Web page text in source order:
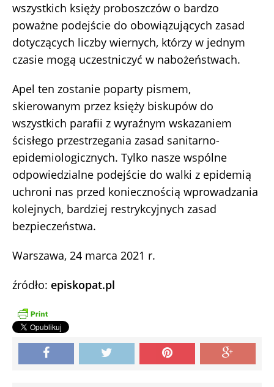
wszystkich księży proboszczów o bardzo
poważne podejście do obowiązujących zasad
dotyczących liczby wiernych, którzy w jednym
czasie mogą uczestniczyć w nabożeństwach.
Apel ten zostanie poparty pismem,
skierowanym przez księży biskupów do
wszystkich parafii z wyraźnym wskazaniem
ścisłego przestrzegania zasad sanitarno-
epidemiologicznych. Tylko nasze wspólne
odpowiedzialne podejście do walki z epidemią
uchroni nas przed koniecznością wprowadzania
kolejnych, bardziej restrykcyjnych zasad
bezpieczeństwa.
Warszawa, 24 marca 2021 r.
źródło: episkopat.pl